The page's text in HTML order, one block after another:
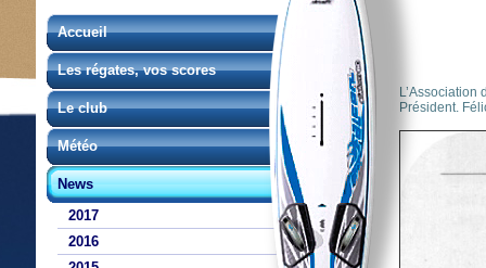
Accueil
Les régates, vos scores
Le club
Météo
News
2017
2016
Président.